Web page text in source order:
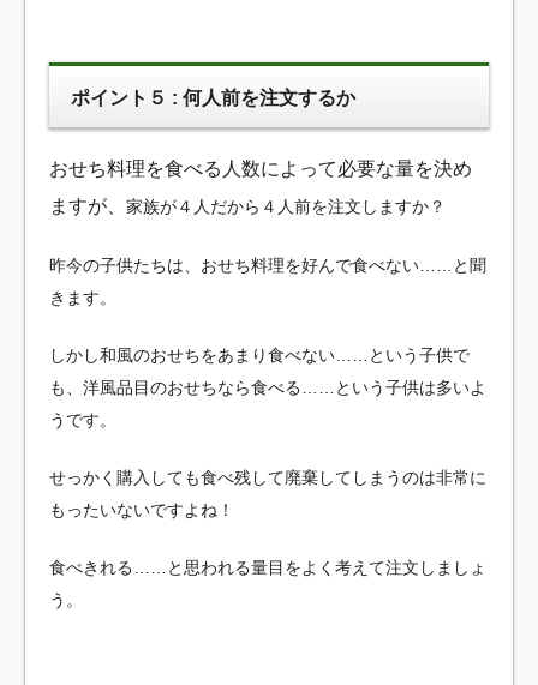
ポイント５ : 何人前を注文するか
おせち料理を食べる人数によって必要な量を決め
ますが、 家族が４人だから４人前を注文しますか？
昨今の子供たちは、おせち料理を好んで食べない……と聞
きます。
しかし和風のおせちをあまり食べない……という子供で
も、洋風品目のおせちなら食べる……という子供は多いよ
うです。
せっかく購入しても食べ残して廃棄してしまうのは非常に
もったいないですよね！
食べきれる……と思われる量目をよく考えて注文しましょ
う。